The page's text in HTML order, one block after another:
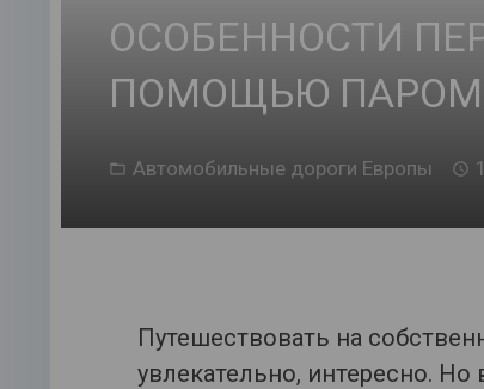
ОСОБЕННОСТИ
ПОМОЩЬЮ
Автомобильные дороги Европы
Путешествовать на
увлекательно, интересно.